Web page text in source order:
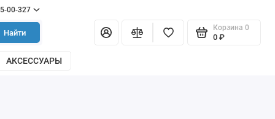
00-327
Найти
Корзина 0
0 ₽
АКСЕССУАРЫ